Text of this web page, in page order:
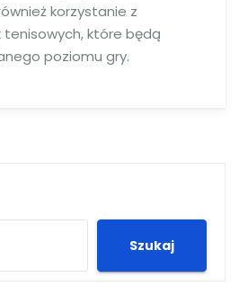
korzystanie z
tenisowych, które będą
poziomu gry.
Szukaj